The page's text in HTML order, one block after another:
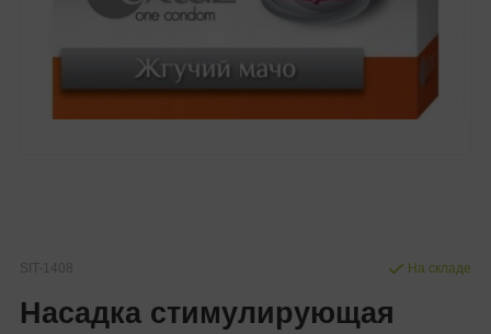
SIT-1408
Насадка стимулирующая
На складе